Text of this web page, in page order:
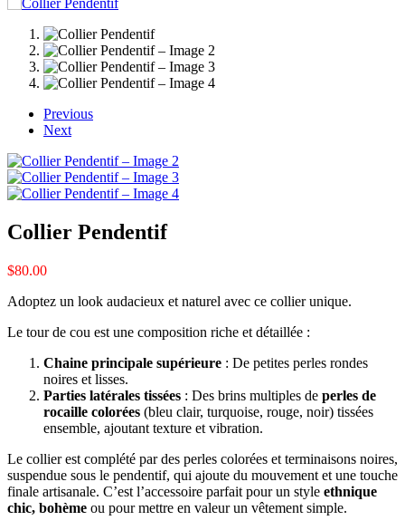
Previous
Next
Collier Pendentif
$80.00
Adoptez un look audacieux et naturel avec ce collier unique.
Le tour de cou est une composition riche et détaillée :
Chaine principale supérieure : De petites perles rondes
noires et lisses.
Parties latérales tissées : Des brins multiples de perles de
rocaille colorées (bleu clair, turquoise, rouge, noir) tissées
ensemble, ajoutant texture et vibration.
Le collier est complété par des perles colorées et terminaisons noires,
suspendue sous le pendentif, qui ajoute du mouvement et une touche
finale artisanale. C’est l’accessoire parfait pour un style ethnique
chic, bohème ou pour mettre en valeur un vêtement simple.